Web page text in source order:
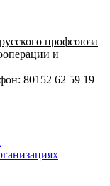
профсоюза
и
80152 62 59 19